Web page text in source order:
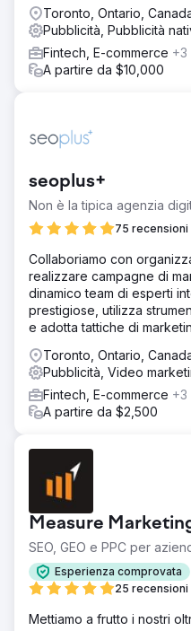
Toronto, Ontario,
Pubblicità, Pubblicità
Fintech, E-commerce +3
A partire da $10,000
seoplus+
Non è la tipica agenzia
75 recensioni
Collaboriamo con
realizzare campagne di
dinamico team di esperti
prestigiose, utilizza
e adotta tattiche di
Toronto, Ontario,
Pubblicità, Video
Fintech, E-commerce +3
A partire da $2,500
Measure
SEO, GEO e PPC per
Esperienza comprovata
25 recensioni
Mettiamo a frutto i nostri